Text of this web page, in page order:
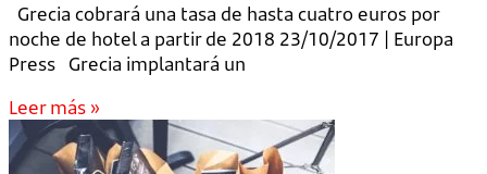
Grecia cobrará una tasa de hasta cuatro euros por
noche de hotel a partir de 2018 23/10/2017 | Europa
Press Grecia implantará un
Leer más »